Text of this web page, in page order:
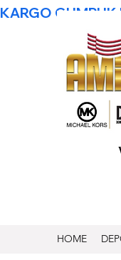
KARGO GUMRUK
HOME